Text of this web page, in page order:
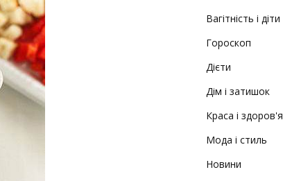
Вагітність і діти
Гороскоп
Дієти
Дім і затишок
Краса і здоров'я
Мода і стиль
Новини